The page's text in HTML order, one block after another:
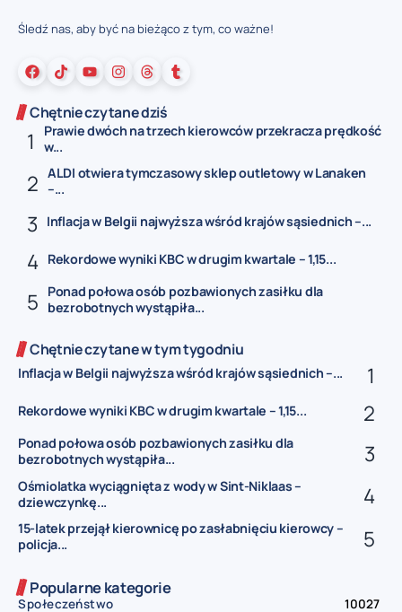
Śledź nas, aby być na bieżąco z tym, co ważne!
Chętnie czytane dziś
Prawie dwóch na trzech kierowców przekracza prędkość
w...
ALDI otwiera tymczasowy sklep outletowy w Lanaken
–...
Inflacja w Belgii najwyższa wśród krajów sąsiednich –...
Rekordowe wyniki KBC w drugim kwartale – 1,15...
Ponad połowa osób pozbawionych zasiłku dla
bezrobotnych wystąpiła...
Chętnie czytane w tym tygodniu
Inflacja w Belgii najwyższa wśród krajów sąsiednich –...
Rekordowe wyniki KBC w drugim kwartale – 1,15...
Ponad połowa osób pozbawionych zasiłku dla
bezrobotnych wystąpiła...
Ośmiolatka wyciągnięta z wody w Sint-Niklaas –
dziewczynkę...
15-latek przejął kierownicę po zasłabnięciu kierowcy –
policja...
Popularne kategorie
Społeczeństwo 10027